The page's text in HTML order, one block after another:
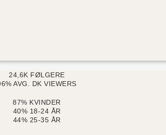
24,6K FØLGERE
AVG. DK VIEWERS
87% KVINDER
40% 18-24 ÅR
44% 25-35 ÅR